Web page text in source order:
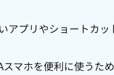
アプリやショートカッ
スマホを便利に使うた